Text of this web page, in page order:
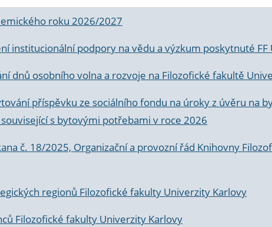
roku 2026/2027
institucionální podpory na vědu a výzkum poskytnuté FF
dnů osobního volna a rozvoje na Filozofické fakultě
příspěvku ze sociálního fondu na úroky z úvěru na
s bytovými potřebami v roce 2026
č. 18/2025, Organizační a provozní řád Knihovny
regionů Filozofické fakulty Univerzity Karlovy
Filozofické fakulty Univerzity Karlovy